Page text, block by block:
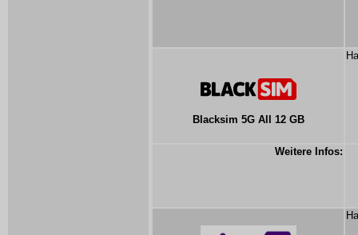
Blacksim 5G All 12 GB
Weitere Infos: